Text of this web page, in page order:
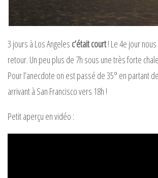
3 jours à Los Angeles c’était court! Le 4e jour
retour. Un peu plus de 7h sous une très forte
Pour l’anecdote on est passé de 35° en partant
arrivant à San Francisco vers 18h !
Petit aperçu en vidéo :